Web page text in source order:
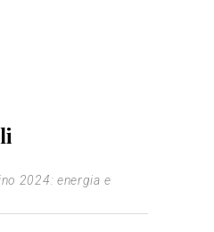
2024: energia e